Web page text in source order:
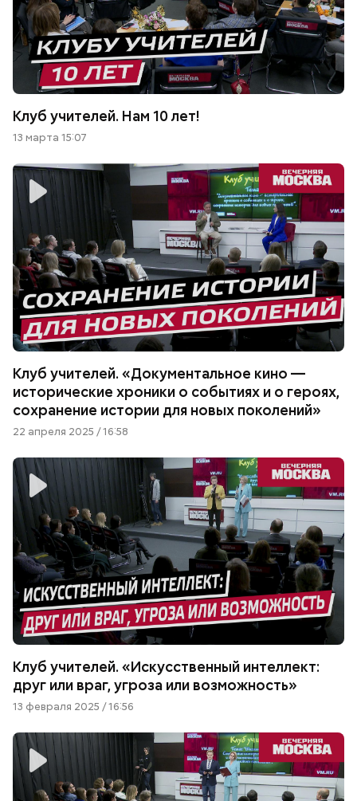
Клуб учителей. Нам 10 лет!
13 марта 15:07
Клуб учителей. «Документальное кино —
исторические хроники о событиях и о героях,
сохранение истории для новых поколений»
22 апреля 2025 / 16:58
Клуб учителей. «Искусственный интеллект:
друг или враг, угроза или возможность»
13 февраля 2025 / 16:56